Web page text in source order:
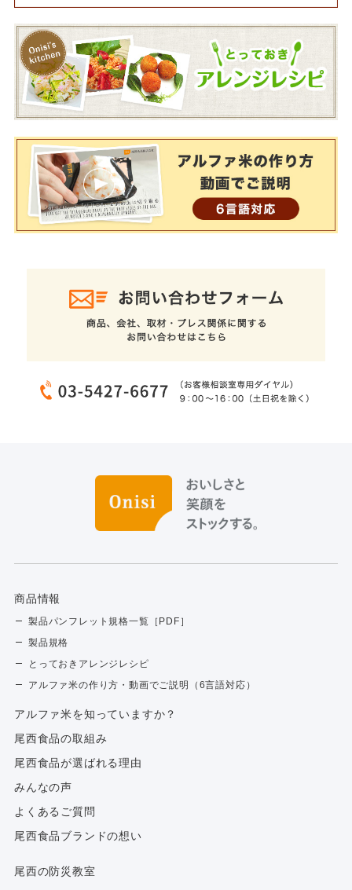
商品情報
製品パンフレット規格一覧［PDF］
製品規格
とっておきアレンジレシピ
アルファ米の作り方・動画でご説明（6言語対応）
アルファ⽶を知っていますか？
尾西食品の取組み
尾西食品が選ばれる理由
みんなの声
よくあるご質問
尾西食品ブランドの想い
尾西の防災教室